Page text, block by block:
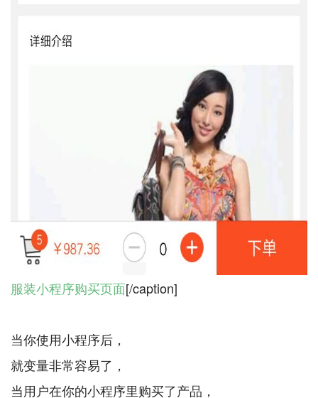
服装小程序购买页面[/caption]
当你使用小程序后，
就变量非常容易了，
当用户在你的小程序里购买了产品，